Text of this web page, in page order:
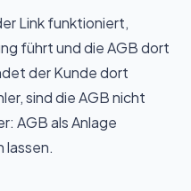
Link funktioniert,
führt und die AGB dort
der Kunde dort
sind die AGB nicht
AGB als Anlage
lassen.